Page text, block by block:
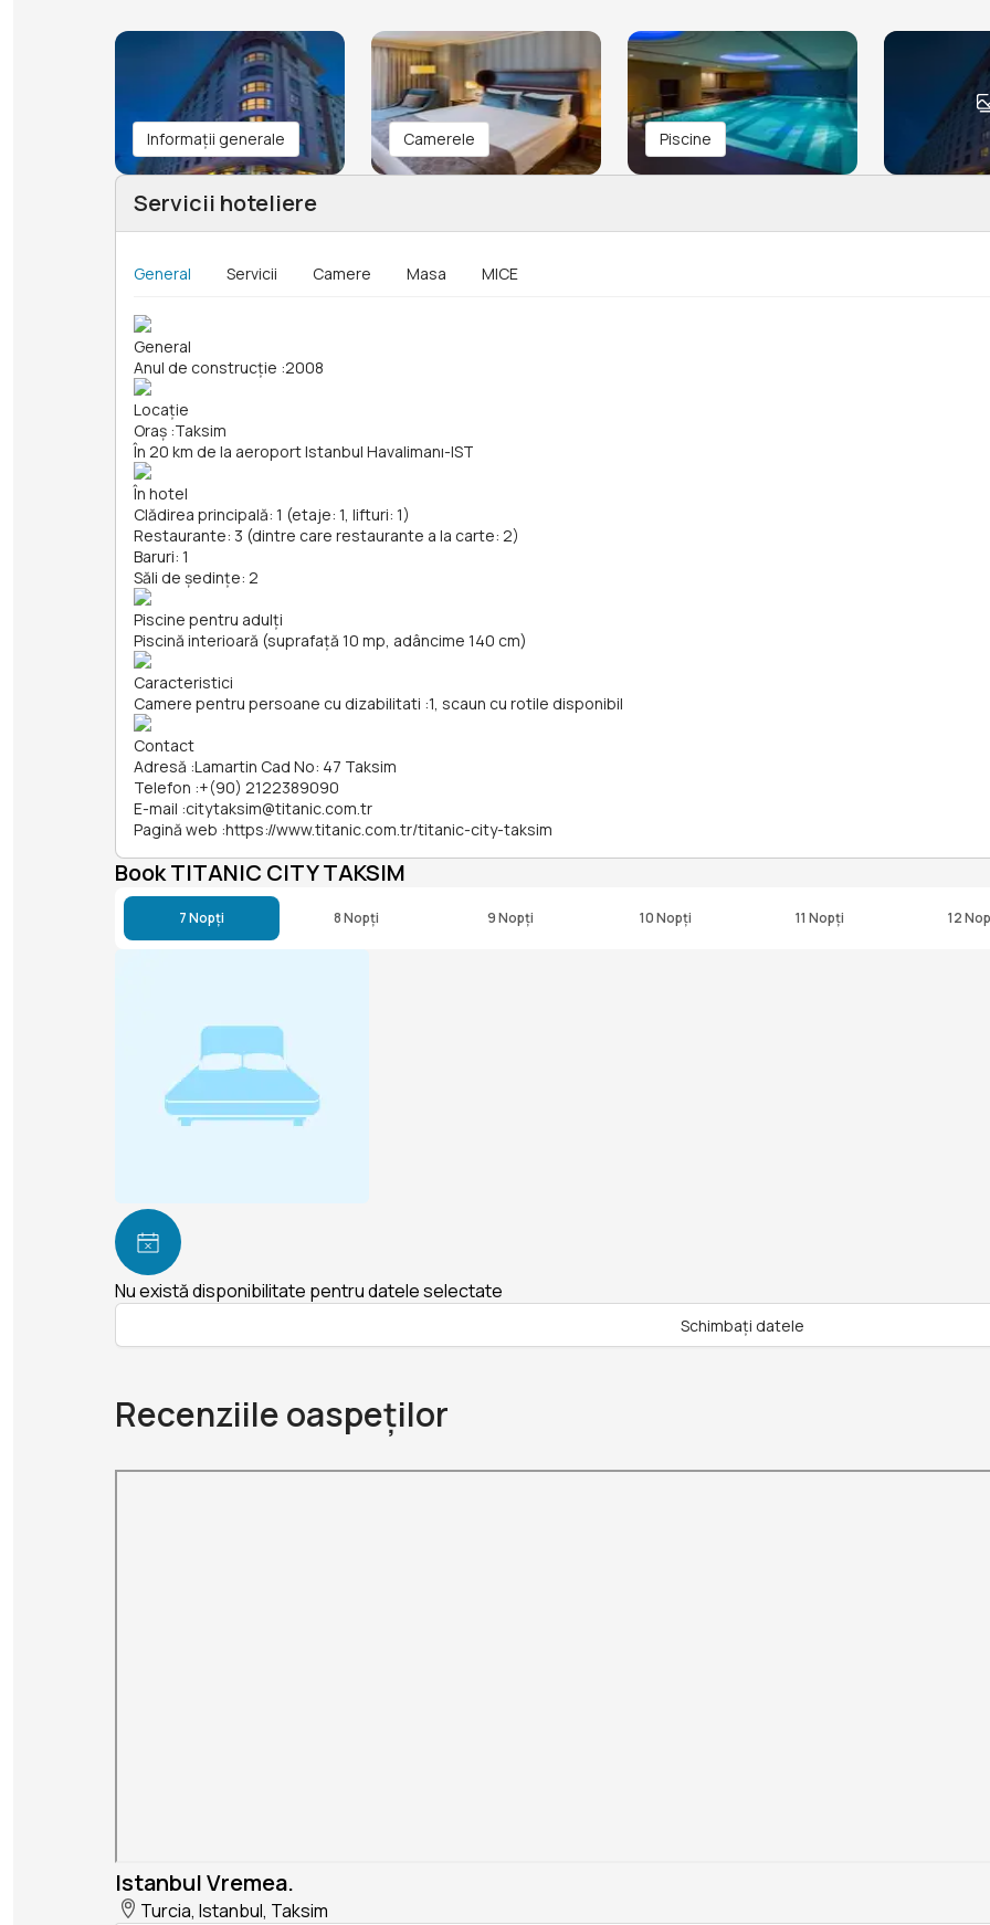
Informații generale Camerele Piscine
Servicii hoteliere
General Servicii Camere Masa MICE
General
Anul de construcție :2008
Locație
Oraș :Taksim
În 20 km de la aeroport Istanbul Havalimanı-IST
În hotel
Clădirea principală: 1 (etaje: 1, lifturi: 1)
Restaurante: 3 (dintre care restaurante a la carte: 2)
Baruri: 1
Săli de ședințe: 2
Piscine pentru adulți
Piscină interioară (suprafață 10 mp, adâncime 140 cm)
Caracteristici
Camere pentru persoane cu dizabilitati :1, scaun cu rotile disponibil
Contact
Adresă :Lamartin Cad No: 47 Taksim
Telefon :+(90) 2122389090
E-mail :citytaksim@titanic.com.tr
Pagină web :https://www.titanic.com.tr/titanic-city-taksim
Book TITANIC CITY TAKSIM
7 Nopți 8 Nopți 9 Nopți 10 Nopți 11 Nopți 12
Nu există disponibilitate pentru datele selectate
Schimbați datele
Recenziile oaspeților
Istanbul Vremea.
Turcia, Istanbul, Taksim